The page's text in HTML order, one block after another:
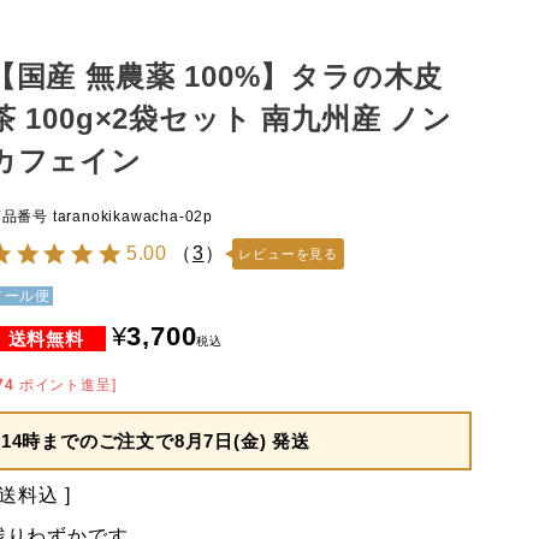
国産 無農薬 100%】タラの木皮
100g×2袋セット 南九州産 ノン
フェイン
番号 taranokikawacha-02p
5.00 （3） レビューを見る
ール便
¥3,700税込
ポイント進呈]
14時までのご注文で8月7日(金) 発送
料込